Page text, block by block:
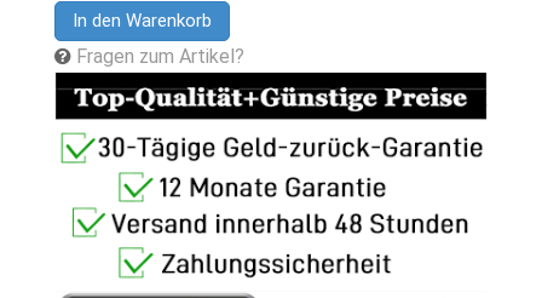
In den Warenkorb
Fragen zum Artikel?